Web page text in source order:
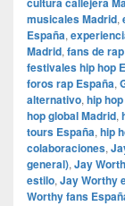
musicales Madrid,
España,
Madrid, fans de
festivales hip hop
foros rap España,
alternativo, hip
hop global Madrid,
tours España, hip
colaboraciones,
general), Jay
estilo, Jay Worthy
Worthy fans